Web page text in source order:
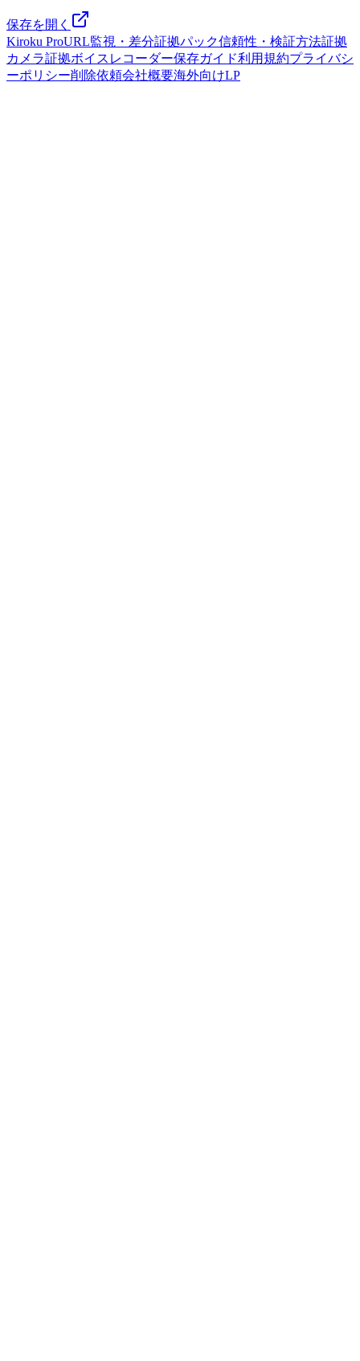
保存を開く
Kiroku ProURL監視・差分証拠パック信頼性・検証方法証拠
カメラ証拠ボイスレコーダー保存ガイド利用規約プライバシ
ーポリシー削除依頼会社概要海外向けLP